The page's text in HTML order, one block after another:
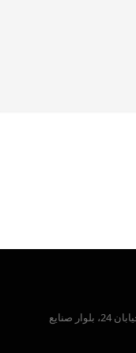
تهران، اسلامشهر،شهرک صنعتی چهاردانگه ، خیابان 24، بلوار صنایع